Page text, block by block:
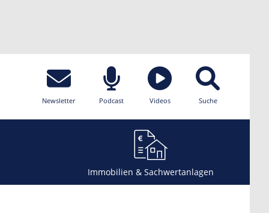
Newsletter Podcast Videos Suche
Immobilien & Sachwertanlagen